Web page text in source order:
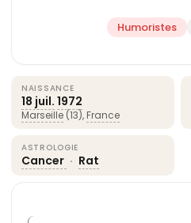
Humoristes
NAISSANCE
18 juil. 1972
Marseille (13), France
ASTROLOGIE
Cancer · Rat